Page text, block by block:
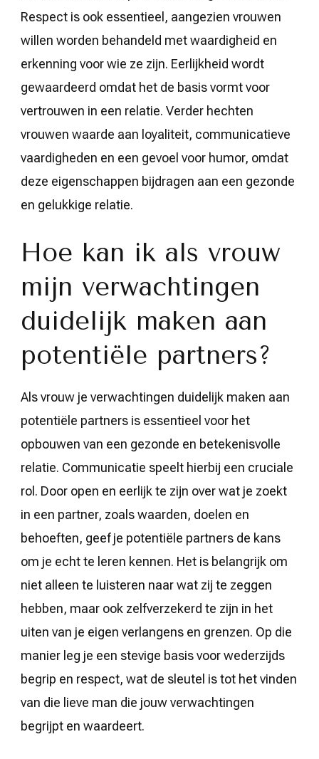
Respect is ook essentieel, aangezien vrouwen
willen worden behandeld met waardigheid en
erkenning voor wie ze zijn. Eerlijkheid wordt
gewaardeerd omdat het de basis vormt voor
vertrouwen in een relatie. Verder hechten
vrouwen waarde aan loyaliteit, communicatieve
vaardigheden en een gevoel voor humor, omdat
deze eigenschappen bijdragen aan een gezonde
en gelukkige relatie.
Hoe kan ik als vrouw
mijn verwachtingen
duidelijk maken aan
potentiële partners?
Als vrouw je verwachtingen duidelijk maken aan
potentiële partners is essentieel voor het
opbouwen van een gezonde en betekenisvolle
relatie. Communicatie speelt hierbij een cruciale
rol. Door open en eerlijk te zijn over wat je zoekt
in een partner, zoals waarden, doelen en
behoeften, geef je potentiële partners de kans
om je echt te leren kennen. Het is belangrijk om
niet alleen te luisteren naar wat zij te zeggen
hebben, maar ook zelfverzekerd te zijn in het
uiten van je eigen verlangens en grenzen. Op die
manier leg je een stevige basis voor wederzijds
begrip en respect, wat de sleutel is tot het vinden
van die lieve man die jouw verwachtingen
begrijpt en waardeert.